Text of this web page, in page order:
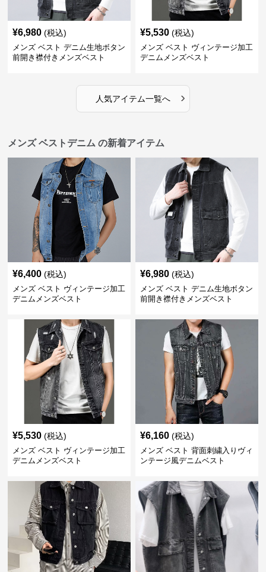
¥6,980 (税込)
メンズ ベスト デニム生地ボタン
前開き襟付きメンズベスト
¥5,530 (税込)
メンズ ベスト ヴィンテージ加工
デニムメンズベスト
人気アイテム一覧へ ›
メンズ ベストデニム の新着アイテム
¥6,400 (税込)
メンズ ベスト ヴィンテージ加工
デニムメンズベスト
¥6,980 (税込)
メンズ ベスト デニム生地ボタン
前開き襟付きメンズベスト
¥5,530 (税込)
メンズ ベスト ヴィンテージ加工
デニムメンズベスト
¥6,160 (税込)
メンズ ベスト 背面刺繍入りヴィ
ンテージ風デニムベスト